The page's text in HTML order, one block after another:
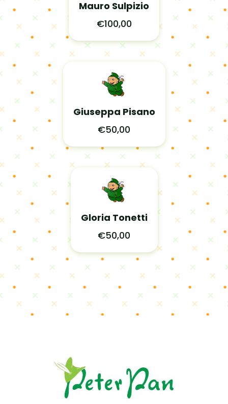
Mauro Sulpizio
€100,00
Giuseppa Pisano
€50,00
Gloria Tonetti
€50,00